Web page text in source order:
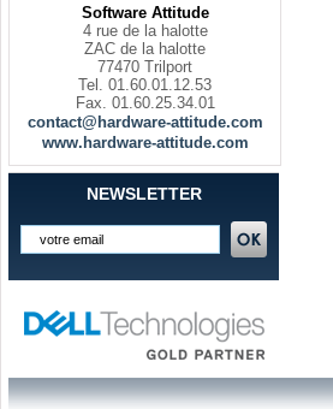
Software Attitude
4 rue de la halotte
ZAC de la halotte
77470 Trilport
Tel. 01.60.01.12.53
Fax. 01.60.25.34.01
contact@hardware-attitude.com
www.hardware-attitude.com
NEWSLETTER